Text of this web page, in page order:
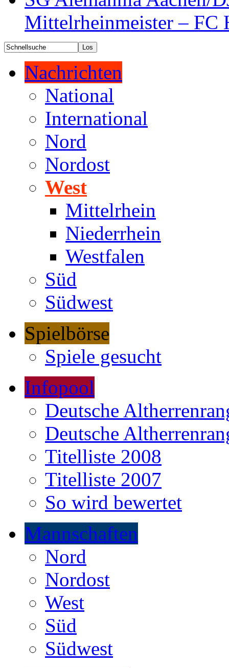
Mittelrheinmeister – FC
Nachrichten
National
International
Nord
Nordost
West
Mittelrhein
Niederrhein
Westfalen
Süd
Südwest
Spielbörse
Spiele gesucht
Infopool
Deutsche
Deutsche
Titelliste 2008
Titelliste 2007
So wird bewertet
Mannschaften
Nord
Nordost
West
Süd
Südwest